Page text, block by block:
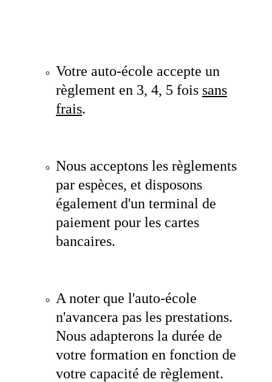
Votre auto-école accepte un
règlement en 3, 4, 5 fois sans
frais.
Nous acceptons les règlements
par espèces, et disposons
également d'un terminal de
paiement pour les cartes
bancaires.
A noter que l'auto-école
n'avancera pas les prestations.
Nous adapterons la durée de
votre formation en fonction de
votre capacité de règlement.